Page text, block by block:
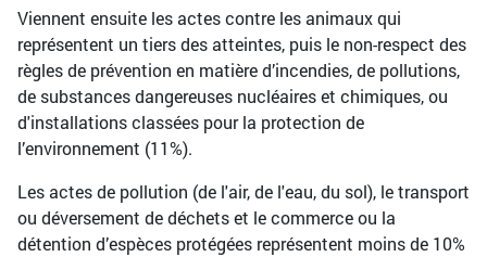
Viennent ensuite les actes contre les animaux qui
représentent un tiers des atteintes, puis le non-respect des
règles de prévention en matière d’incendies, de pollutions,
de substances dangereuses nucléaires et chimiques, ou
d'installations classées pour la protection de
l’environnement (11%).
Les actes de pollution (de l'air, de l'eau, du sol), le transport
ou déversement de déchets et le commerce ou la
détention d’espèces protégées représentent moins de 10%